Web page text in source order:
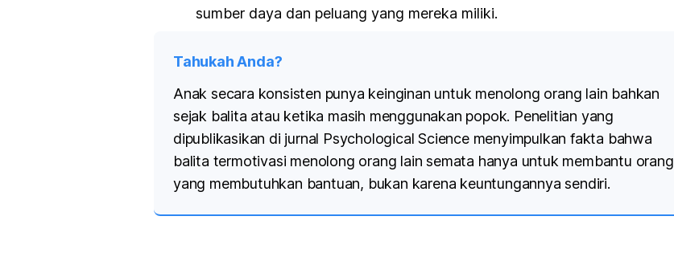
sumber daya dan peluang yang mereka miliki.
Tahukah Anda?
Anak secara konsisten punya keinginan untuk menolong orang lain bahkan
sejak balita atau ketika masih menggunakan popok. Penelitian yang
dipublikasikan di jurnal Psychological Science menyimpulkan fakta bahwa
balita termotivasi menolong orang lain semata hanya untuk membantu orang
yang membutuhkan bantuan, bukan karena keuntungannya sendiri.